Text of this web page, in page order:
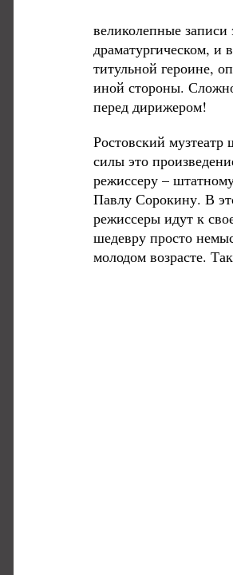
великолепные записи
драматургическом, и
титульной героине,
иной стороны.
перед дирижером!
Ростовский
силы это
режиссеру –
Павлу Сорокину. В
режиссеры идут к
шедевру просто
молодом возрасте.